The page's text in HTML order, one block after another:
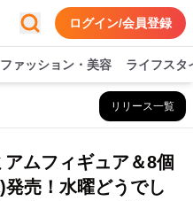
ログイン/会員登録
ファッション・美容 ライフスタ
リリース一覧
ムフィギュア＆8個
売！水曜どうでし